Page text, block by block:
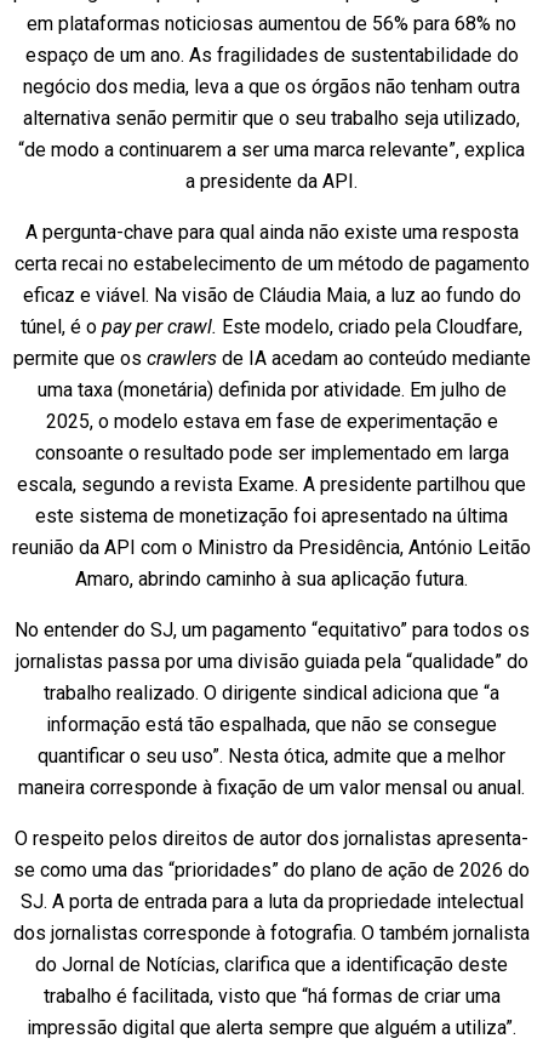
em plataformas noticiosas aumentou de 56% para 68% no
espaço de um ano. As fragilidades de sustentabilidade do
negócio dos media, leva a que os órgãos não tenham outra
alternativa senão permitir que o seu trabalho seja utilizado,
“de modo a continuarem a ser uma marca relevante”, explica
a presidente da API.
A pergunta-chave para qual ainda não existe uma resposta
certa recai no estabelecimento de um método de pagamento
eficaz e viável. Na visão de Cláudia Maia, a luz ao fundo do
túnel, é o pay per crawl. Este modelo, criado pela Cloudfare,
permite que os crawlers de IA acedam ao conteúdo mediante
uma taxa (monetária) definida por atividade. Em julho de
2025, o modelo estava em fase de experimentação e
consoante o resultado pode ser implementado em larga
escala, segundo a revista Exame. A presidente partilhou que
este sistema de monetização foi apresentado na última
reunião da API com o Ministro da Presidência, António Leitão
Amaro, abrindo caminho à sua aplicação futura.
No entender do SJ, um pagamento “equitativo” para todos os
jornalistas passa por uma divisão guiada pela “qualidade” do
trabalho realizado. O dirigente sindical adiciona que “a
informação está tão espalhada, que não se consegue
quantificar o seu uso”. Nesta ótica, admite que a melhor
maneira corresponde à fixação de um valor mensal ou anual.
O respeito pelos direitos de autor dos jornalistas apresenta-
se como uma das “prioridades” do plano de ação de 2026 do
SJ. A porta de entrada para a luta da propriedade intelectual
dos jornalistas corresponde à fotografia. O também jornalista
do Jornal de Notícias, clarifica que a identificação deste
trabalho é facilitada, visto que “há formas de criar uma
impressão digital que alerta sempre que alguém a utiliza”.